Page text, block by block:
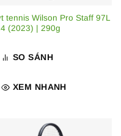
tennis Wilson Pro Staff 97L
(2023) | 290g
SO SÁNH
XEM NHANH